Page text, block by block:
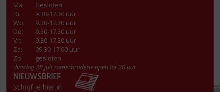
Ma:
Gesloten
Di:
9.30-17.30 uur
Wo:
9.30-17.30 uur
Do:
9.30-17.30 uur
Vr:
9.30-17.30 uur
Za:
09.30-17.00 uur
Zo:
gesloten
dinsdag 28 juli zomerbraderie open tot 20 uur
NIEUWSBRIEF
Schrijf je hier in